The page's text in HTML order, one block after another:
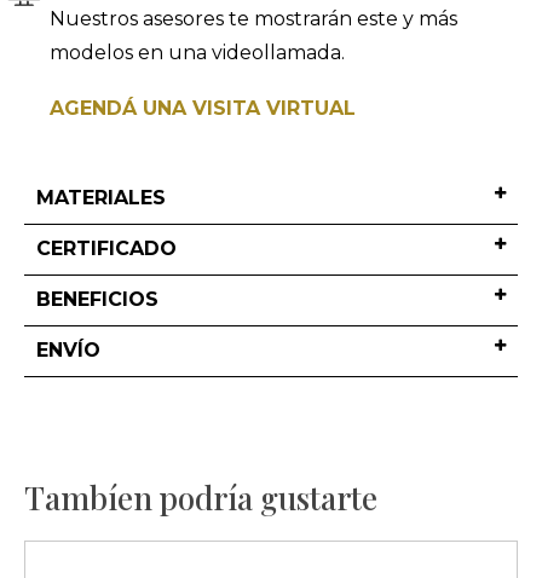
Nuestros asesores te mostrarán este y más
modelos en una videollamada.
AGENDÁ UNA VISITA VIRTUAL
MATERIALES
CERTIFICADO
BENEFICIOS
ENVÍO
Tambíen podría gustarte